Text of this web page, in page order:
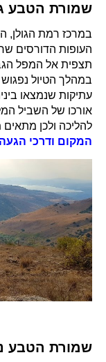
שמורת הטבע
במרכז רמת הגולן,
העופות הדורסים
תצפית אל המפל
במהלך הטיול
עתיקות שנמצאו
להליכה ולכן
המקום ודרכי
שמורת הטבע